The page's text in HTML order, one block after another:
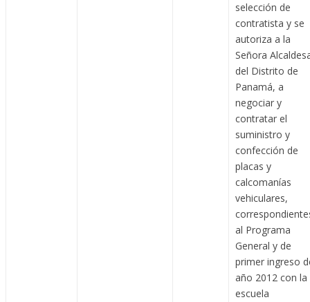
selección de
contratista y se
autoriza a la
Señora
del Distrito de
Panamá, a
negociar y
contratar el
suministro y
confección de
placas y
calcomanías
vehiculares,
al Programa
General y de
primer ingreso
año 2012 con la
escuela